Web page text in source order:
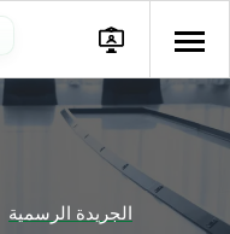
الجريدة الرسمية